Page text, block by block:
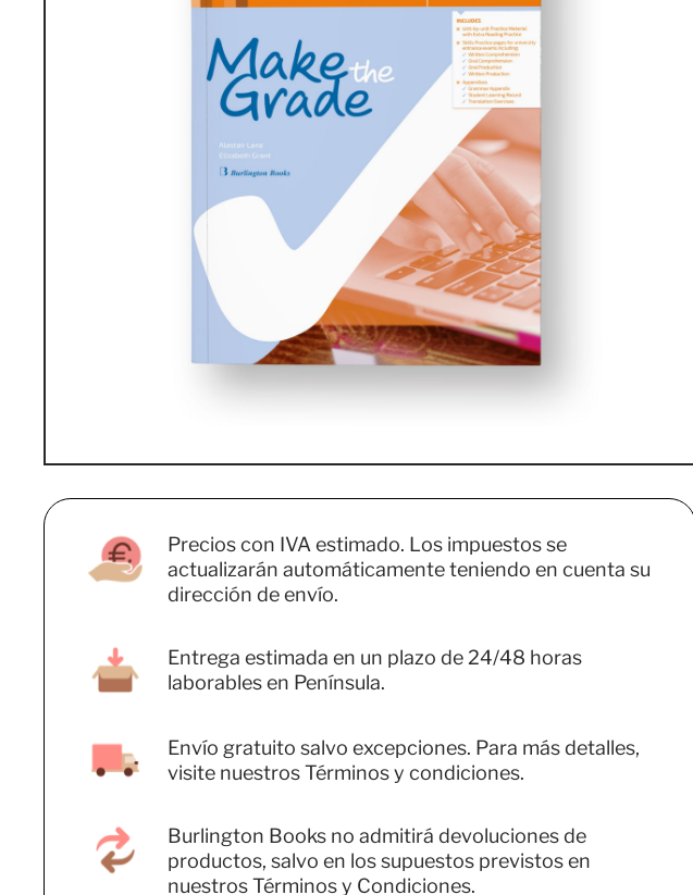
Precios con IVA estimado. Los impuestos se
actualizarán automáticamente teniendo en cuenta su
dirección de envío.
Entrega estimada en un plazo de 24/48 horas
laborables en Península.
Envío gratuito salvo excepciones. Para más detalles,
visite nuestros Términos y condiciones.
Burlington Books no admitirá devoluciones de
productos, salvo en los supuestos previstos en
nuestros Términos y Condiciones.